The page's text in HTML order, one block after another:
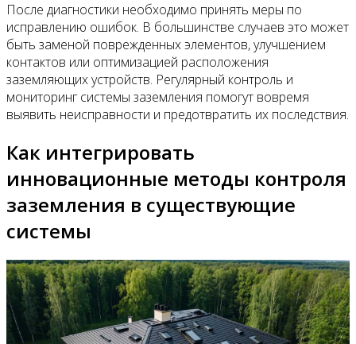
После диагностики необходимо принять меры по
исправлению ошибок. В большинстве случаев это может
быть заменой поврежденных элементов, улучшением
контактов или оптимизацией расположения
заземляющих устройств. Регулярный контроль и
мониторинг системы заземления помогут вовремя
выявить неисправности и предотвратить их последствия.
Как интегрировать
инновационные методы контроля
заземления в существующие
системы